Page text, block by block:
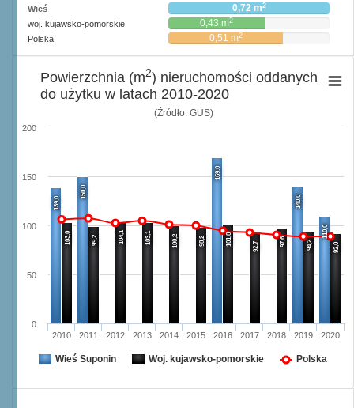
Wieś 0,72 m2
woj. kujawsko-pomorskie 0,43 m2
Polska 0,51 m2
(Źródło: GUS)
139,0
150,0
169,0
140,0
110,0
103,0 99,2 104,1 103,1 100,2 98,2 101,8 92,7 97,6 94,2 92,0
2010 2011 2012 2013 2014 2015 2016 2017 2018 2019 2020
0
50
100
150
200
Powierzchnia (m2) nieruchomości oddanych
do użytku w latach 2010-2020
Wieś Suponin Woj. kujawsko-pomorskie Polska